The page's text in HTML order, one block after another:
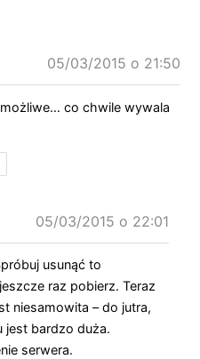
05/03/2015 o 21:50
co chwile wywala
05/03/2015 o 22:01
usunąć to
raz pobierz. Teraz
niesamowita – do jutra,
jest bardzo duża.
serwera.